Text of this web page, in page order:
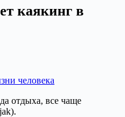
каякинг в
человека
отдыха, все чаще